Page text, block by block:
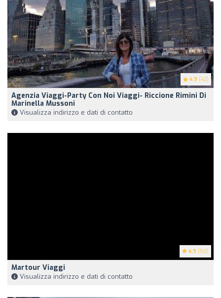
4.9 (42)
Agenzia Viaggi-Party Con Noi Viaggi- Riccione Rimini Di
Marinella Mussoni
Visualizza indirizzo e dati di contatto
4.9 (50)
Martour Viaggi
Visualizza indirizzo e dati di contatto